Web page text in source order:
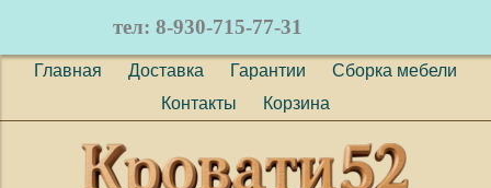
тел: 8-930-715-77-31
Главная Доставка Гарантии
Сборка мебели
Контакты
Корзина